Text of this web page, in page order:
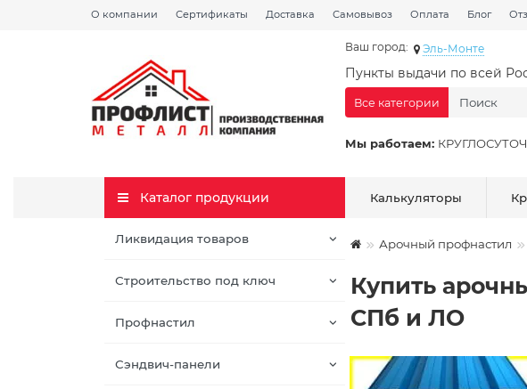
О компании Сертификаты Доставка Самовывоз Оплата Блог
Ваш город: Эль-Монте
Пункты выдачи по всей
Мы работаем:
Все категории
Каталог продукции
Ликвидация товаров
Строительство под ключ
Профнастил
Сэндвич-панели
Калькуляторы
Арочный профнастил
Купить
СПб и ЛО